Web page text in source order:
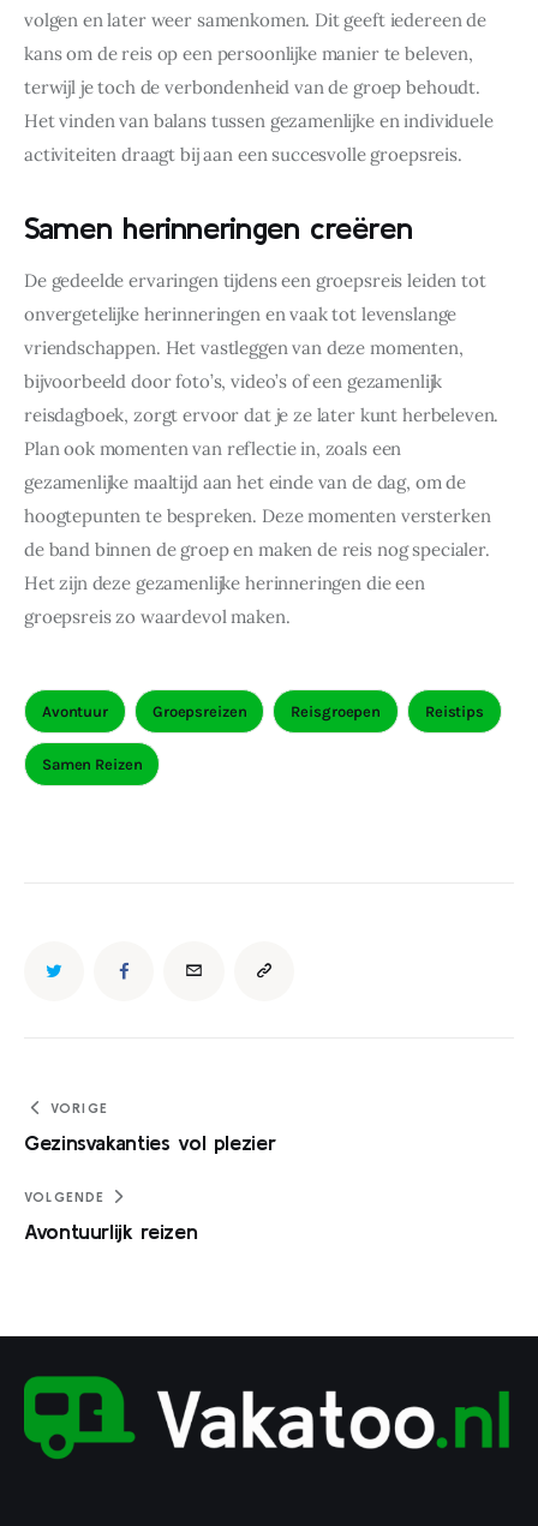
volgen en later weer samenkomen. Dit geeft iedereen de
kans om de reis op een persoonlijke manier te beleven,
terwijl je toch de verbondenheid van de groep behoudt.
Het vinden van balans tussen gezamenlijke en individuele
activiteiten draagt bij aan een succesvolle groepsreis.
Samen herinneringen creëren
De gedeelde ervaringen tijdens een groepsreis leiden tot
onvergetelijke herinneringen en vaak tot levenslange
vriendschappen. Het vastleggen van deze momenten,
bijvoorbeeld door foto’s, video’s of een gezamenlijk
reisdagboek, zorgt ervoor dat je ze later kunt herbeleven.
Plan ook momenten van reflectie in, zoals een
gezamenlijke maaltijd aan het einde van de dag, om de
hoogtepunten te bespreken. Deze momenten versterken
de band binnen de groep en maken de reis nog specialer.
Het zijn deze gezamenlijke herinneringen die een
groepsreis zo waardevol maken.
Avontuur Groepsreizen Reisgroepen Reistips
Samen Reizen
Bericht
navigatie
VORIGE
Gezinsvakanties vol plezier
VOLGENDE
Avontuurlijk reizen